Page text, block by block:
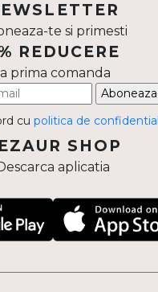
te si primesti
REDUCERE
la prima comanda
cu politica de
SHOP
aplicatia